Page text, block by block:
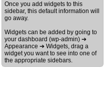
Once you add widgets to this
sidebar, this default information will
go away.
Widgets can be added by going to
your dashboard (wp-admin) ➔
Appearance ➔ Widgets, drag a
widget you want to see into one of
the appropriate sidebars.